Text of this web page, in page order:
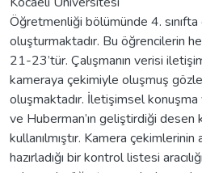
Öğretmenliği bölümünde 4.
oluşturmaktadır. Bu öğrencilerin
21-23’tür. Çalışmanın verisi
kameraya çekimiyle oluşmuş
oluşmaktadır. İletişimsel
ve Huberman’ın geliştirdiği
kullanılmıştır. Kamera çekimlerinin
hazırladığı bir kontrol listesi